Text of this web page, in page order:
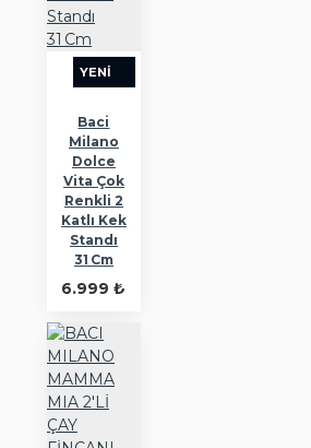
YENI
Baci
Milano
Dolce
Vita Çok
Renkli 2
Katlı Kek
Standı
31 Cm
6.999 ₺